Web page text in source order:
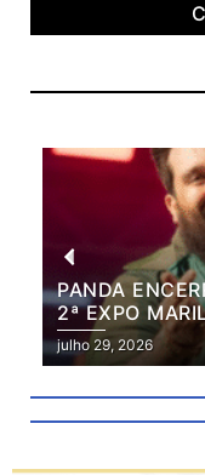
PANDA
2ª EXPO
julho 29, 2026